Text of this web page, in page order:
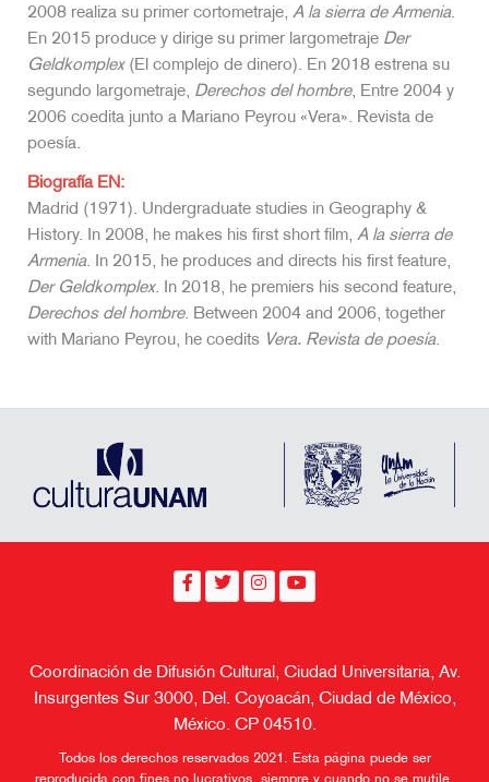
2008 realiza su primer cortometraje, A la sierra de Armenia.
En 2015 produce y dirige su primer largometraje Der
Geldkomplex(El complejo de dinero). En 2018 estrena su
segundo largometraje, Derechos del hombre, Entre 2004 y
2006 coedita junto a Mariano Peyrou «Vera». Revista de
poesía.
Biografía EN:
Madrid (1971). Undergraduate studies in Geography &
History. In 2008, he makes his first short film, A la sierra de
Armenia. In 2015, he produces and directs his first feature,
Der Geldkomplex. In 2018, he premiers his second feature,
Derechos del hombre. Between 2004 and 2006, together
with Mariano Peyrou, he coedits Vera. Revista de poesía.
Coordinación de Difusión Cultural, Ciudad Universitaria, Av.
Insurgentes Sur 3000, Del. Coyoacán, Ciudad de México,
México. CP 04510.
Todos los derechos reservados 2021. Esta página puede ser